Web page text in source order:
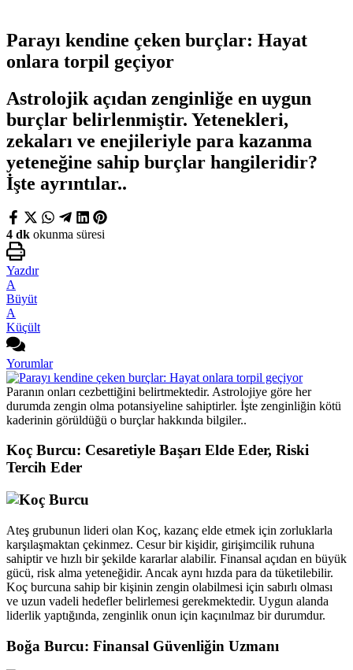
Parayı kendine çeken burçlar: Hayat
onlara torpil geçiyor
Astrolojik açıdan zenginliğe en uygun
burçlar belirlenmiştir. Yetenekleri,
zekaları ve enejileriyle para kazanma
yeteneğine sahip burçlar hangileridir?
İşte ayrıntılar..
4 dk okunma süresi
Yazdır
A
Büyüt
A
Küçült
Yorumlar
Paranın onları cezbettiğini belirtmektedir. Astrolojiye göre her
durumda zengin olma potansiyeline sahiptirler. İşte zenginliğin kötü
kaderinin görüldüğü o burçlar hakkında bilgiler..
Koç Burcu: Cesaretiyle Başarı Elde Eder, Riski
Tercih Eder
Ateş grubunun lideri olan Koç, kazanç elde etmek için zorluklarla
karşılaşmaktan çekinmez. Cesur bir kişidir, girişimcilik ruhuna
sahiptir ve hızlı bir şekilde kararlar alabilir. Finansal açıdan en büyük
gücü, risk alma yeteneğidir. Ancak aynı hızda para da tüketilebilir.
Koç burcuna sahip bir kişinin zengin olabilmesi için sabırlı olması
ve uzun vadeli hedefler belirlemesi gerekmektedir. Uygun alanda
liderlik yaptığında, zenginlik onun için kaçınılmaz bir durumdur.
Boğa Burcu: Finansal Güvenliğin Uzmanı